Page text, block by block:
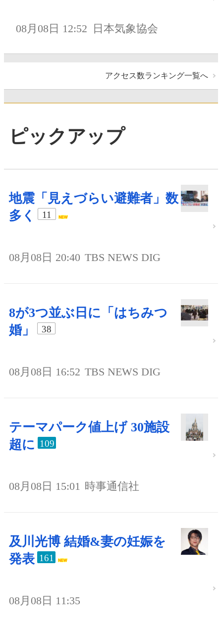
08月08日 12:52 日本気象協会
アクセス数ランキング一覧へ
ピックアップ
地震「見えづらい避難者」数
多く
11
08月08日 20:40 TBS NEWS DIG
8が3つ並ぶ日に「はちみつ
婚」
38
08月08日 16:52 TBS NEWS DIG
テーマパーク値上げ 30施設
超に 109
08月08日 15:01 時事通信社
及川光博 結婚&妻の妊娠を
発表 161
08月08日 11:35